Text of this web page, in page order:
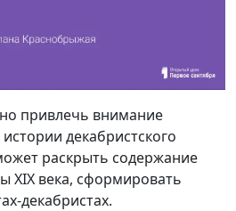
привлечь внимание
декабристского
раскрыть содержание
XIX века, сформировать
декабристах.